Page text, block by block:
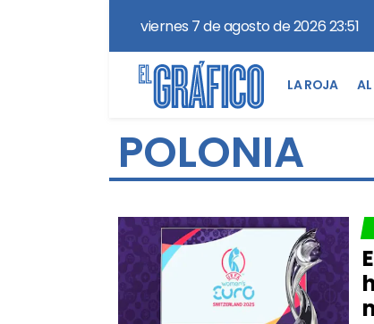
viernes 7 de agosto de 2026 23:51
LA ROJA
POLONIA